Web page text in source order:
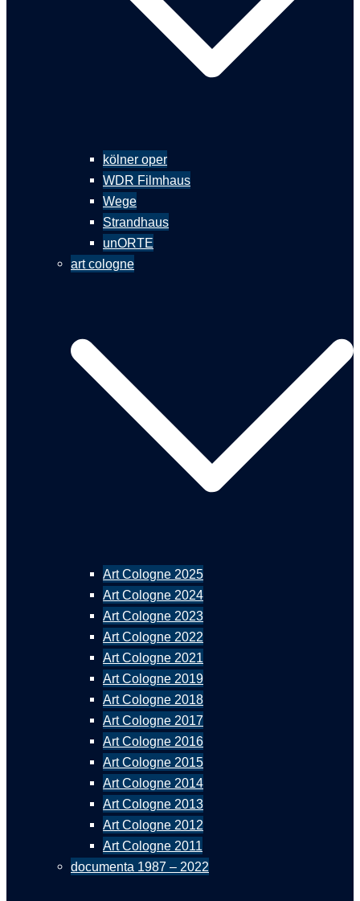
kölner oper
WDR Filmhaus
Wege
Strandhaus
unORTE
art cologne
Art Cologne 2025
Art Cologne 2024
Art Cologne 2023
Art Cologne 2022
Art Cologne 2021
Art Cologne 2019
Art Cologne 2018
Art Cologne 2017
Art Cologne 2016
Art Cologne 2015
Art Cologne 2014
Art Cologne 2013
Art Cologne 2012
Art Cologne 2011
documenta 1987 – 2022